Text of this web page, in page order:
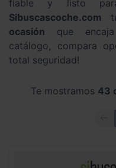
fiable y listo
Sibuscascoche.com
ocasión que encaja
catálogo, compara
total seguridad!
Te mostramos 43